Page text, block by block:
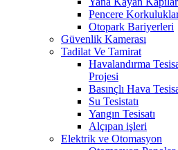
Pencere
Otopark Bariyerleri
Güvenlik Kamerası
Tadilat Ve Tamirat
Havalandırma
Projesi
Basınçlı Hava
Su Tesistatı
Yangın Tesisatı
Alçıpan işleri
Elektrik ve Otomasyon